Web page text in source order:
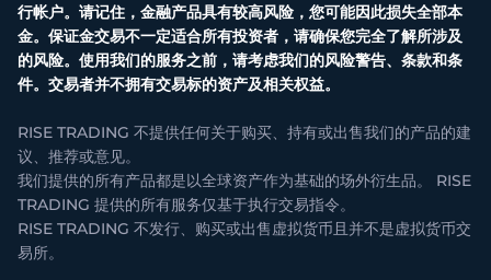
行帐户。请记住，金融产品具有较高风险，您可能因此损失全部本
金。保证金交易不一定适合所有投资者，请确保您完全了解所涉及
的风险。使用我们的服务之前，请考虑我们的风险警告、条款和条
件。交易者并不拥有交易标的资产及相关权益。
RISE TRADING 不提供任何关于购买、持有或出售我们的产品的建
议、推荐或意见。
我们提供的所有产品都是以全球资产作为基础的场外衍生品。 RISE
TRADING 提供的所有服务仅基于执行交易指令。
RISE TRADING 不发行、购买或出售虚拟货币且并不是虚拟货币交
易所。